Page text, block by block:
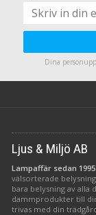
Dina
Ljus & Miljö AB
Lampaffär sedan 1995
välsorterade
bara belysning av alla
dammprodukter till
trivas med din